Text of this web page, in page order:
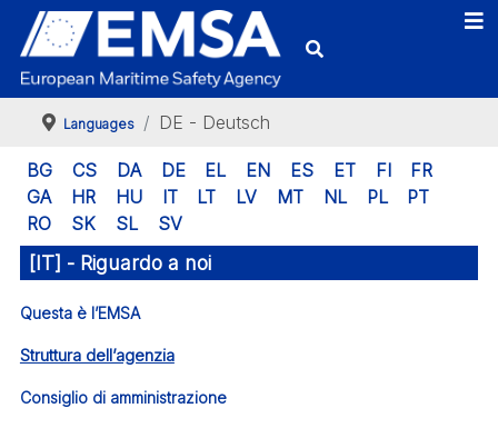
Languages DE - Deutsch
BG CS DA DE EL EN ES ET FI
FR
GA
HR HU IT LT LV MT NL PL
PT
RO
SK SL SV
[IT] - Riguardo a noi
Questa è l’EMSA
Struttura dell’agenzia
Consiglio di amministrazione